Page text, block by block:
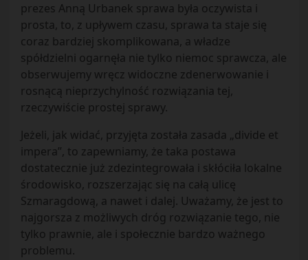
prezes Anną Urbanek sprawa była oczywista i
prosta, to, z upływem czasu, sprawa ta staje się
coraz bardziej skomplikowana, a władze
spółdzielni ogarnęła nie tylko niemoc sprawcza, ale
obserwujemy wręcz widoczne zdenerwowanie i
rosnącą nieprzychylność rozwiązania tej,
rzeczywiście prostej sprawy.
Jeżeli, jak widać, przyjęta została zasada „divide et
impera”, to zapewniamy, że taka postawa
dostatecznie już zdezintegrowała i skłóciła lokalne
środowisko, rozszerzając się na całą ulicę
Szmaragdową, a nawet i dalej. Uważamy, że jest to
najgorsza z możliwych dróg rozwiązanie tego, nie
tylko prawnie, ale i społecznie bardzo ważnego
problemu.